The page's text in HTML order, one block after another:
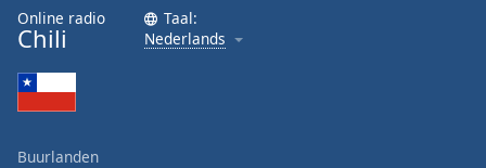
Online radio
Chili
Taal:
Nederlands
Buurlanden